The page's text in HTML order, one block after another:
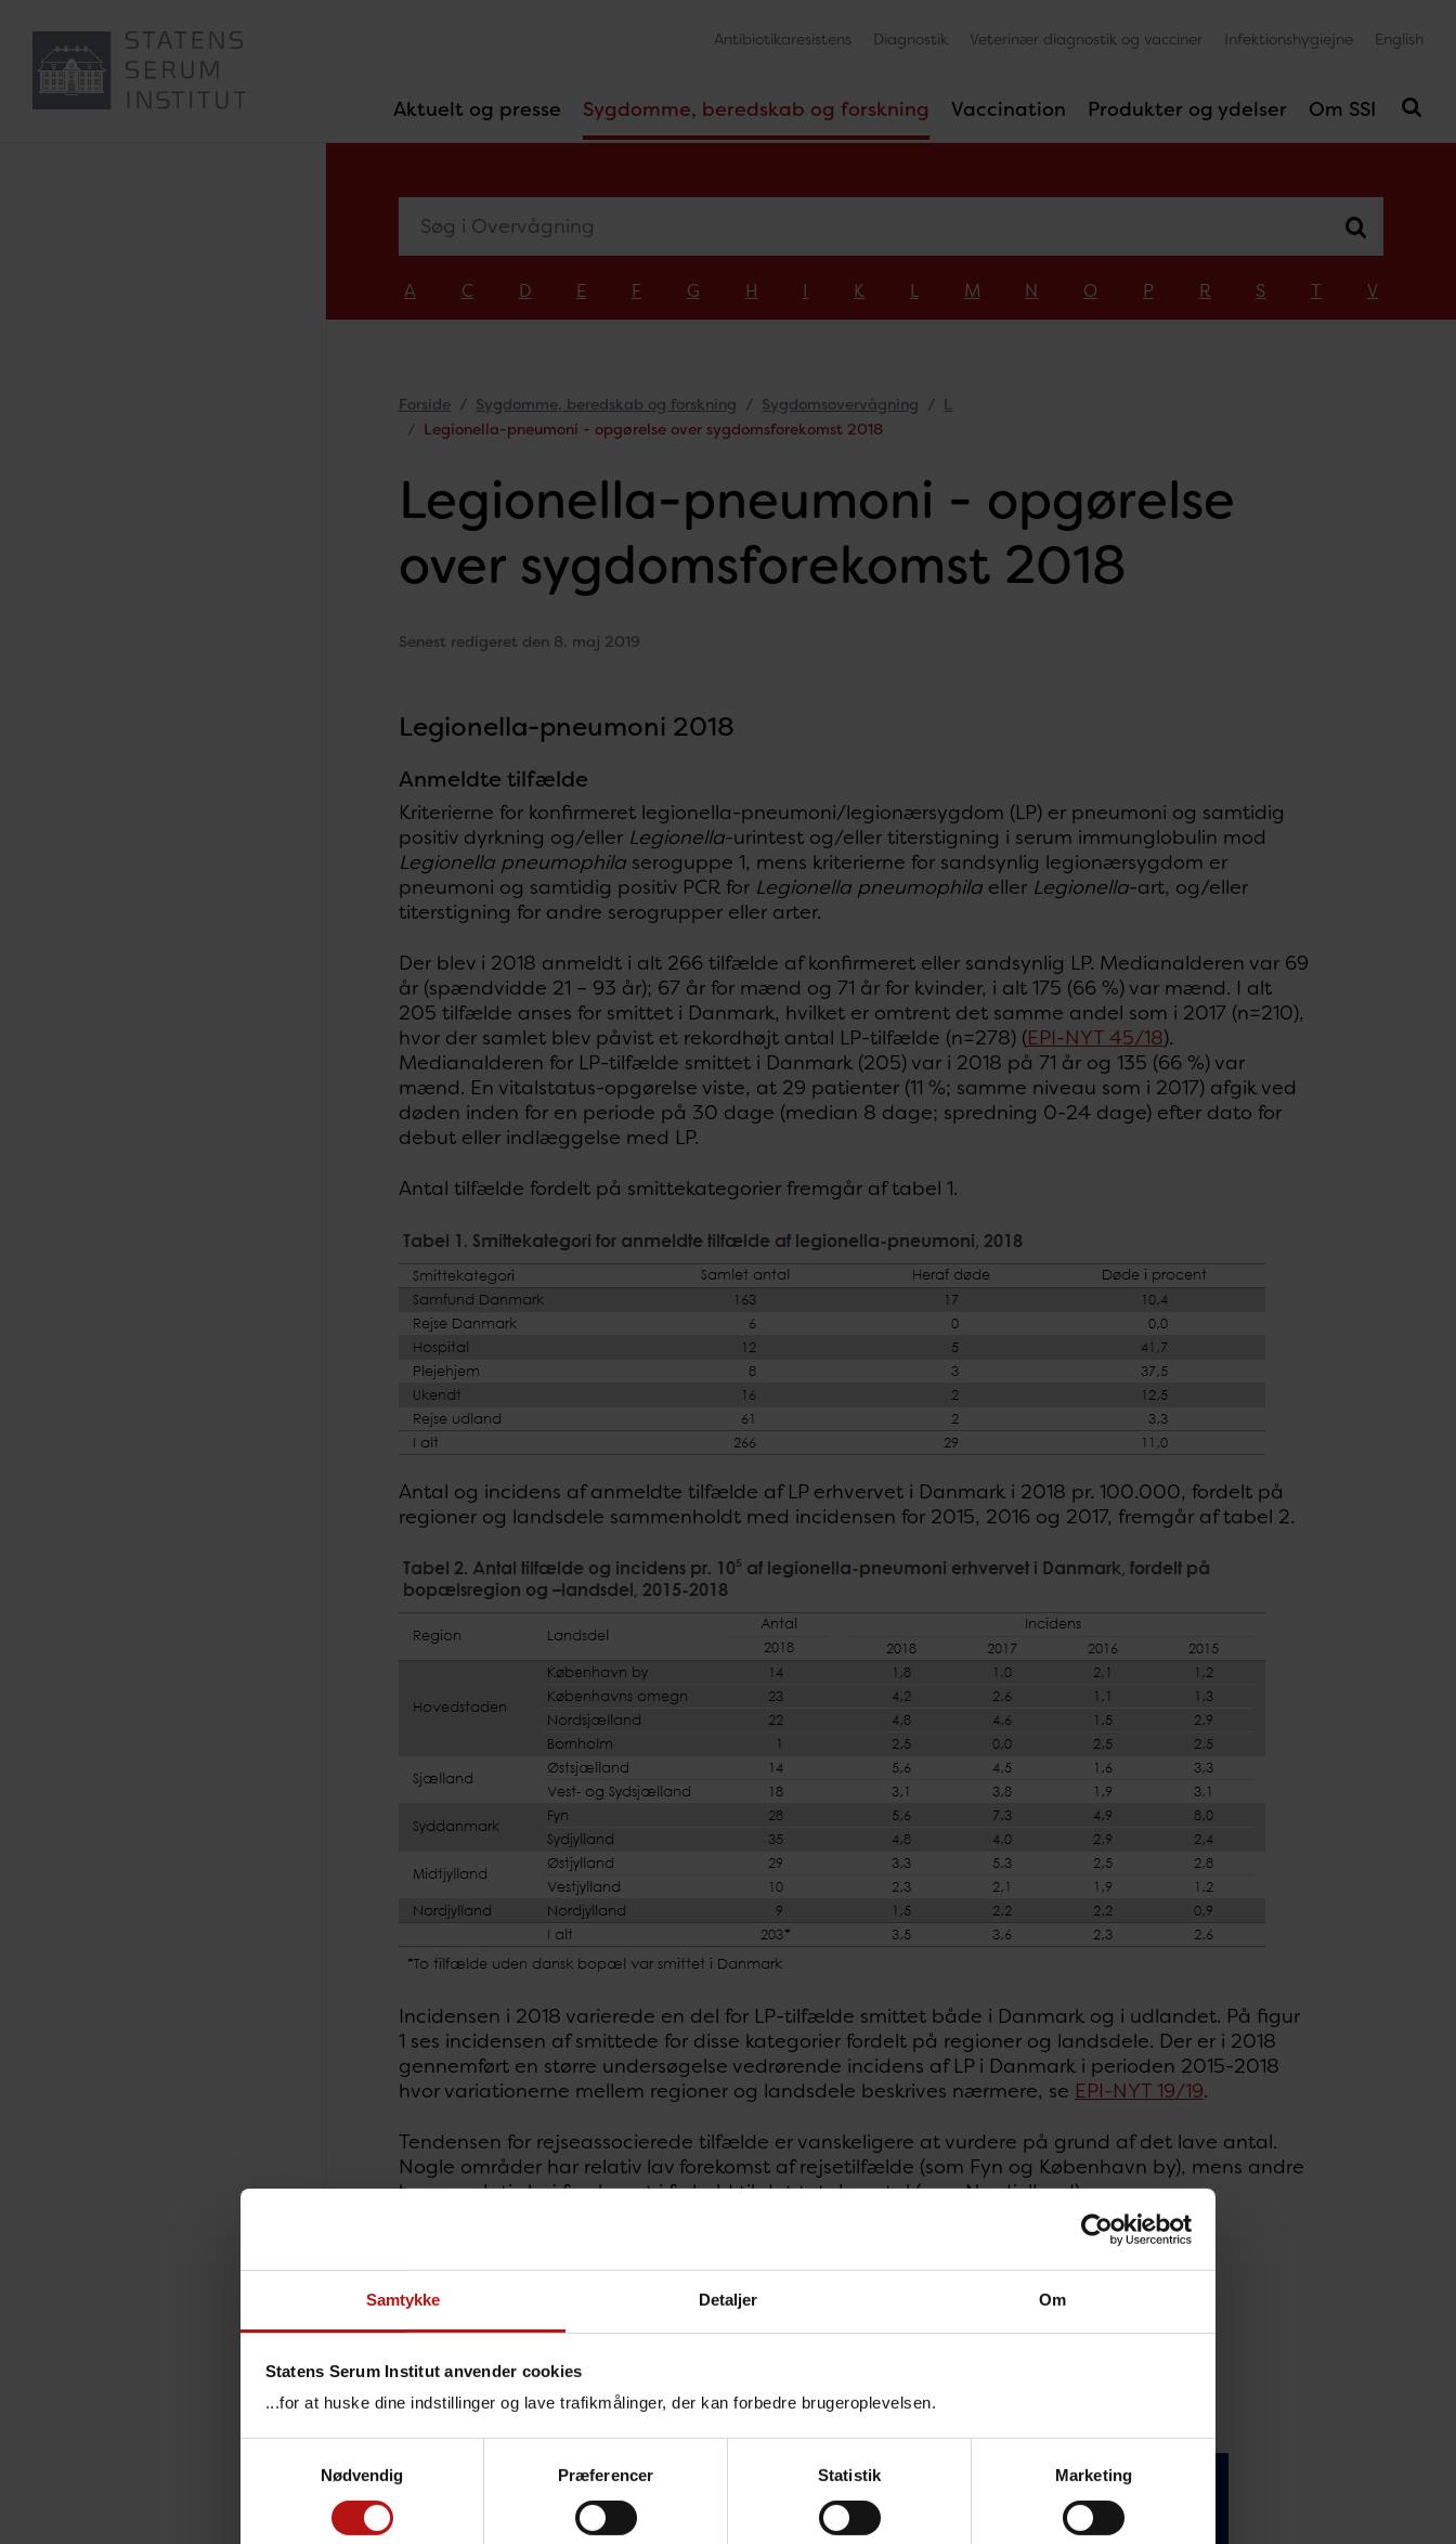
Samtykke Detaljer Om
Statens Serum Institut anvender cookies
...for at huske dine indstillinger og lave trafikmålinger, der kan forbedre brugeroplevelsen.
Nødvendig
Præferencer Statistik Marketing
Aktuelt og presse Sygdomme, beredskab og forskning Vaccination Produkter og ydelser Om SSI
Antibiotikaresistens Diagnostik Veterinær diagnostik og vacciner Infektionshygiejne English
A C D E F G H I K L M N O P R S T V
Forside Sygdomme, beredskab og forskning Sygdomsovervågning
L
Legionella-pneumoni - opgørelse over sygdomsforekomst 2018
Legionella-pneumoni - opgørelse
over sygdomsforekomst 2018
Senest redigeret den 8. maj 2019
Legionella-pneumoni 2018
Anmeldte tilfælde
Kriterierne for konfirmeret legionella-pneumoni/legionærsygdom (LP) er pneumoni og samtidig
positiv dyrkning og/eller Legionella-urintest og/eller titerstigning i serum immunglobulin mod
Legionella pneumophila seroguppe 1, mens kriterierne for sandsynlig legionærsygdom er
pneumoni og samtidig positiv PCR for Legionella pneumophila eller Legionella-art, og/eller
titerstigning for andre serogrupper eller arter.
Der blev i 2018 anmeldt i alt 266 tilfælde af konfirmeret eller sandsynlig LP. Medianalderen var 69
år (spændvidde 21 – 93 år); 67 år for mænd og 71 år for kvinder, i alt 175 (66 %) var mænd. I alt
205 tilfælde anses for smittet i Danmark, hvilket er omtrent det samme andel som i 2017 (n=210),
hvor der samlet blev påvist et rekordhøjt antal LP-tilfælde (n=278) (EPI-NYT 45/18).
Medianalderen for LP-tilfælde smittet i Danmark (205) var i 2018 på 71 år og 135 (66 %) var
mænd. En vitalstatus-opgørelse viste, at 29 patienter (11 %; samme niveau som i 2017) afgik ved
døden inden for en periode på 30 dage (median 8 dage; spredning 0-24 dage) efter dato for
debut eller indlæggelse med LP.
Antal tilfælde fordelt på smittekategorier fremgår af tabel 1.
Antal og incidens af anmeldte tilfælde af LP erhvervet i Danmark i 2018 pr. 100.000, fordelt på
regioner og landsdele sammenholdt med incidensen for 2015, 2016 og 2017, fremgår af tabel 2.
Incidensen i 2018 varierede en del for LP-tilfælde smittet både i Danmark og i udlandet. På figur
1 ses incidensen af smittede for disse kategorier fordelt på regioner og landsdele. Der er i 2018
gennemført en større undersøgelse vedrørende incidens af LP i Danmark i perioden 2015-2018
hvor variationerne mellem regioner og landsdele beskrives nærmere, se EPI-NYT 19/19.
Tendensen for rejseassocierede tilfælde er vanskeligere at vurdere på grund af det lave antal.
Nogle områder har relativ lav forekomst af rejsetilfælde (som Fyn og København by), mens andre
har en relativ høj forekomst i forhold til det totale antal (som Nordjylland).